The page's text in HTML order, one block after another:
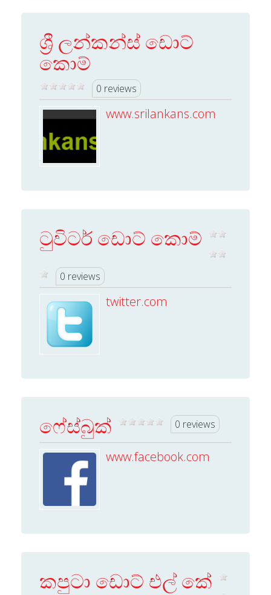
ශ්‍රී ලන්කන්ස් ඩොට්
කොම්
0 reviews
www.srilankans.com
ටුවිටර් ඩොට් කොම්
0 reviews
twitter.com
ෆේස්බුක් 0 reviews
www.facebook.com
කපුටා ඩොට් එල් කේ